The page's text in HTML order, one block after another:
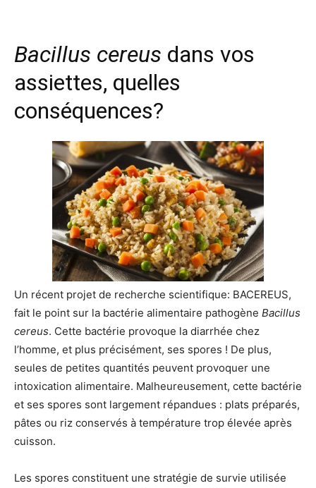
Bacillus cereus dans vos
assiettes, quelles
conséquences?
Un récent projet de recherche scientifique: BACEREUS,
fait le point sur la bactérie alimentaire pathogène Bacillus
cereus. Cette bactérie provoque la diarrhée chez
l’homme, et plus précisément, ses spores ! De plus,
seules de petites quantités peuvent provoquer une
intoxication alimentaire. Malheureusement, cette bactérie
et ses spores sont largement répandues : plats préparés,
pâtes ou riz conservés à température trop élevée après
cuisson.
Les spores constituent une stratégie de survie utilisée